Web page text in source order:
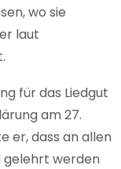
wo sie
laut
für das Liedgut
am 27.
er, dass an allen
gelehrt werden